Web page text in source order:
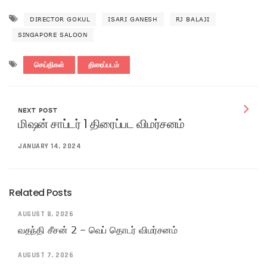
DIRECTOR GOKUL ISARI GANESH RJ BALAJI
SINGAPORE SALOON
செய்திகள் திரைப்படம்
NEXT POST
மிஷன் சாப்டர் 1 திரைப்பட விமர்சனம்
JANUARY 14, 2024
Related Posts
AUGUST 8, 2026
வதந்தி சீசன் 2 – வெப் தொடர் விமர்சனம்
AUGUST 7, 2026